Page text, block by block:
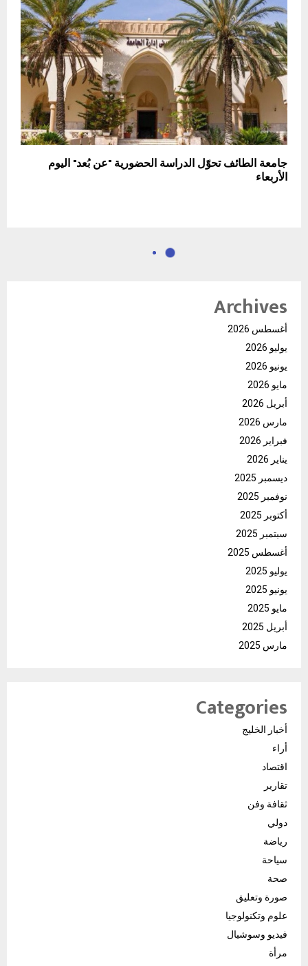
جامعة الطائف تحوّل الدراسة الحضورية "عن بُعد" اليوم
الأربعاء
Archives
أغسطس 2026
يوليو 2026
يونيو 2026
مايو 2026
أبريل 2026
مارس 2026
فبراير 2026
يناير 2026
ديسمبر 2025
نوفمبر 2025
أكتوبر 2025
سبتمبر 2025
أغسطس 2025
يوليو 2025
يونيو 2025
مايو 2025
أبريل 2025
مارس 2025
Categories
أخبار الخليج
أراء
اقتصاد
تقارير
ثقافة وفن
دولي
رياضة
سياحة
صحة
صورة وتعليق
علوم وتكنولوجيا
فيديو وسوشيال
مرأة